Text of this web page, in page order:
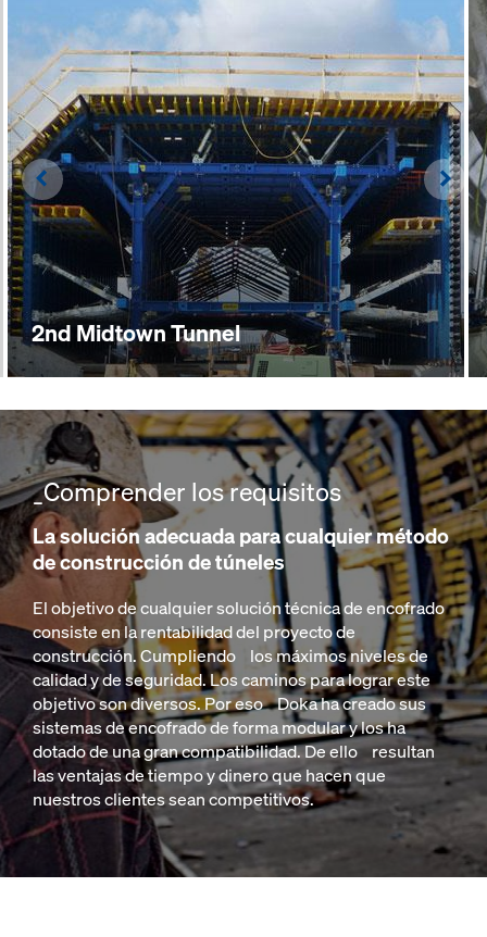
2nd Midtown Tunnel
Left
_Comprender los requisitos
La solución adecuada para cualquier método
de construcción de túneles
El objetivo de cualquier solución técnica de encofrado
consiste en la rentabilidad del proyecto de
construcción. Cumpliendo los máximos niveles de
calidad y de seguridad. Los caminos para lograr este
objetivo son diversos. Por eso Doka ha creado sus
sistemas de encofrado de forma modular y los ha
dotado de una gran compatibilidad. De ello resultan
las ventajas de tiempo y dinero que hacen que
nuestros clientes sean competitivos.